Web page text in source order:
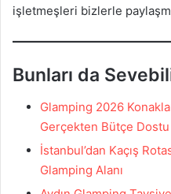
işletmeşleri bizlerle
Bunları da
Glamping 2026
Gerçekten Bütçe
İstanbul’dan Kaçış
Glamping Alanı